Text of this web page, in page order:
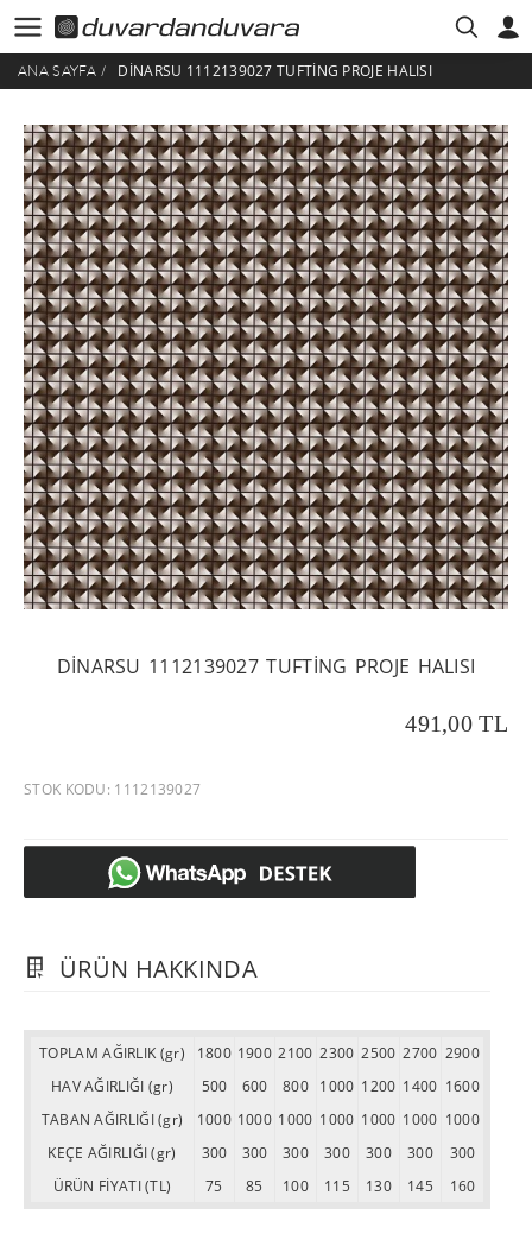
HESABIM ÜYE GIRIŞI
ANA SAYFA / DINARSU 1112139027 TUFTING PROJE HALISI
DINARSU 1112139027 TUFTING PROJE HALISI
491,00 TL
STOK KODU: 1112139027
ÜRÜN HAKKINDA
TOPLAM AĞIRLIK (gr) 1800 1900 2100 2300 2500 2700 2900
HAV AĞIRLIĞI (gr)
500 600 800 1000 1200 1400 1600
TABAN AĞIRLIĞI (gr)
1000 1000 1000 1000 1000 1000 1000
KEÇE AĞIRLIĞI (gr)
300 300 300 300 300 300
300
ÜRÜN FİYATI (TL)
75 85 100 115 130 145 160